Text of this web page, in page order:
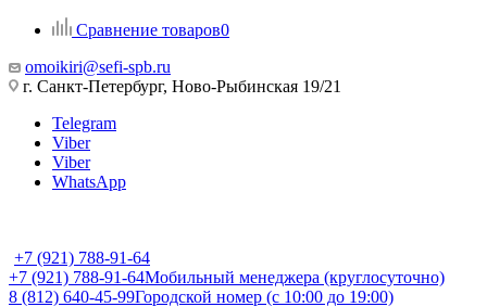
Сравнение товаров0
omoikiri@sefi-spb.ru
г. Санкт-Петербург, Ново-Рыбинская 19/21
Telegram
Viber
Viber
WhatsApp
+7 (921) 788-91-64
+7 (921) 788-91-64Мобильный менеджера (круглосуточно)
8 (812) 640-45-99Городской номер (с 10:00 до 19:00)